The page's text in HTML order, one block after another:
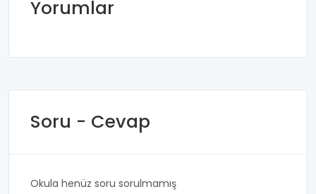
Yorumlar
Soru - Cevap
Okula henüz soru sorulmamış